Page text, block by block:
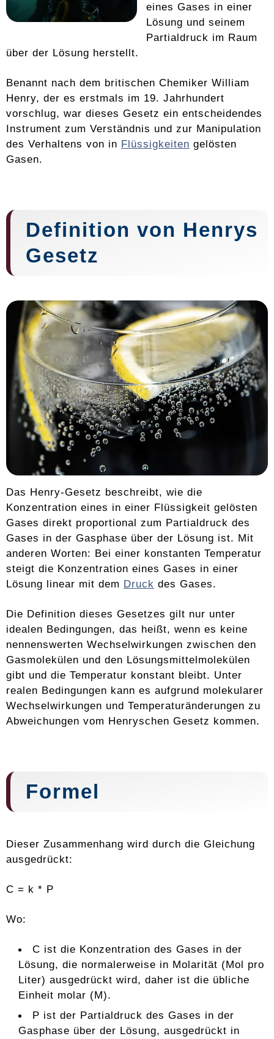
eines Gases in einer
Lösung und seinem
Partialdruck im Raum
über der Lösung herstellt.
Benannt nach dem britischen Chemiker William
Henry, der es erstmals im 19. Jahrhundert
vorschlug, war dieses Gesetz ein entscheidendes
Instrument zum Verständnis und zur Manipulation
des Verhaltens von in Flüssigkeiten gelösten
Gasen.
Definition von Henrys
Gesetz
Das Henry-Gesetz beschreibt, wie die
Konzentration eines in einer Flüssigkeit gelösten
Gases direkt proportional zum Partialdruck des
Gases in der Gasphase über der Lösung ist. Mit
anderen Worten: Bei einer konstanten Temperatur
steigt die Konzentration eines Gases in einer
Lösung linear mit dem Druck des Gases.
Die Definition dieses Gesetzes gilt nur unter
idealen Bedingungen, das heißt, wenn es keine
nennenswerten Wechselwirkungen zwischen den
Gasmolekülen und den Lösungsmittelmolekülen
gibt und die Temperatur konstant bleibt. Unter
realen Bedingungen kann es aufgrund molekularer
Wechselwirkungen und Temperaturänderungen zu
Abweichungen vom Henryschen Gesetz kommen.
Formel
Dieser Zusammenhang wird durch die Gleichung
ausgedrückt:
C = k * P
Wo:
C ist die Konzentration des Gases in der
Lösung, die normalerweise in Molarität (Mol pro
Liter) ausgedrückt wird, daher ist die übliche
Einheit molar (M).
P ist der Partialdruck des Gases in der
Gasphase über der Lösung, ausgedrückt in